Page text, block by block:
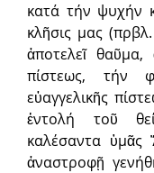
κατά τήν ψυχήν
κλῆσις μας
ἀποτελεῖ
πίστεως, τήν
εὐαγγελικῆς
ἐντολή τοῦ
καλέσαντα ὑμᾶς
ἀναστροφῇ